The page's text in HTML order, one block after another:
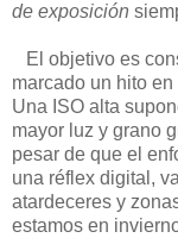
de exposición
El objetivo es
marcado un hito
Una ISO alta
mayor luz y grano
pesar de que el
una réflex digital,
atardeceres y
estamos en